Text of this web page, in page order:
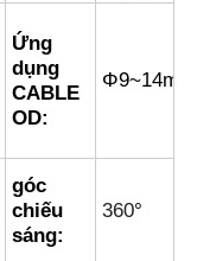
Ứng
dụng
CABLE
OD:
Φ9~14mm
góc
chiếu
sáng:
360°